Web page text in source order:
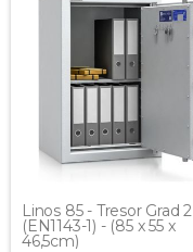
Linos 85 - Tresor Grad 2
(EN1143-1) - (85 x 55 x
46,5cm)